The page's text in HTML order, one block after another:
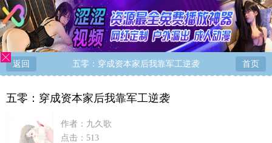
返回 五零：穿成资本家后我靠军工逆袭 首页
五零：穿成资本家后我靠军工逆袭
作者： 九久歌
点击：513